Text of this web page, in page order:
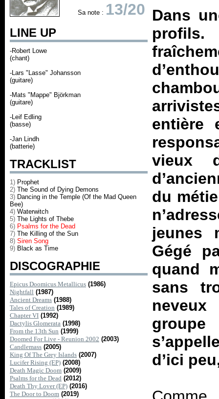
Sa note : 13/20
LINE UP
-Robert Lowe
(chant)
-Lars "Lasse" Johansson
(guitare)
-Mats "Mappe" Björkman
(guitare)
-Leif Edling
(basse)
-Jan Lindh
(batterie)
TRACKLIST
1) Prophet
2) The Sound of Dying Demons
3) Dancing in the Temple (Of the Mad Queen
Bee)
4) Waterwitch
5) The Lights of Thebe
6) Psalms for the Dead
7) The Killing of the Sun
8) Siren Song
9) Black as Time
DISCOGRAPHIE
Epicus Doomicus Metallicus (1986)
Nightfall (1987)
Ancient Dreams (1988)
Tales of Creation (1989)
Chapter VI (1992)
Dactylis Glomerata (1998)
From the 13th Sun (1999)
Doomed For Live - Reunion 2002 (2003)
Candlemass (2005)
King Of The Grey Islands (2007)
Lucifer Rising (EP) (2008)
Death Magic Doom (2009)
Psalms for the Dead (2012)
Death Thy Lover (EP) (2016)
The Door to Doom (2019)
Dans
entière
vieux
du
jeunes
Gégé
quand
sans
d’ici